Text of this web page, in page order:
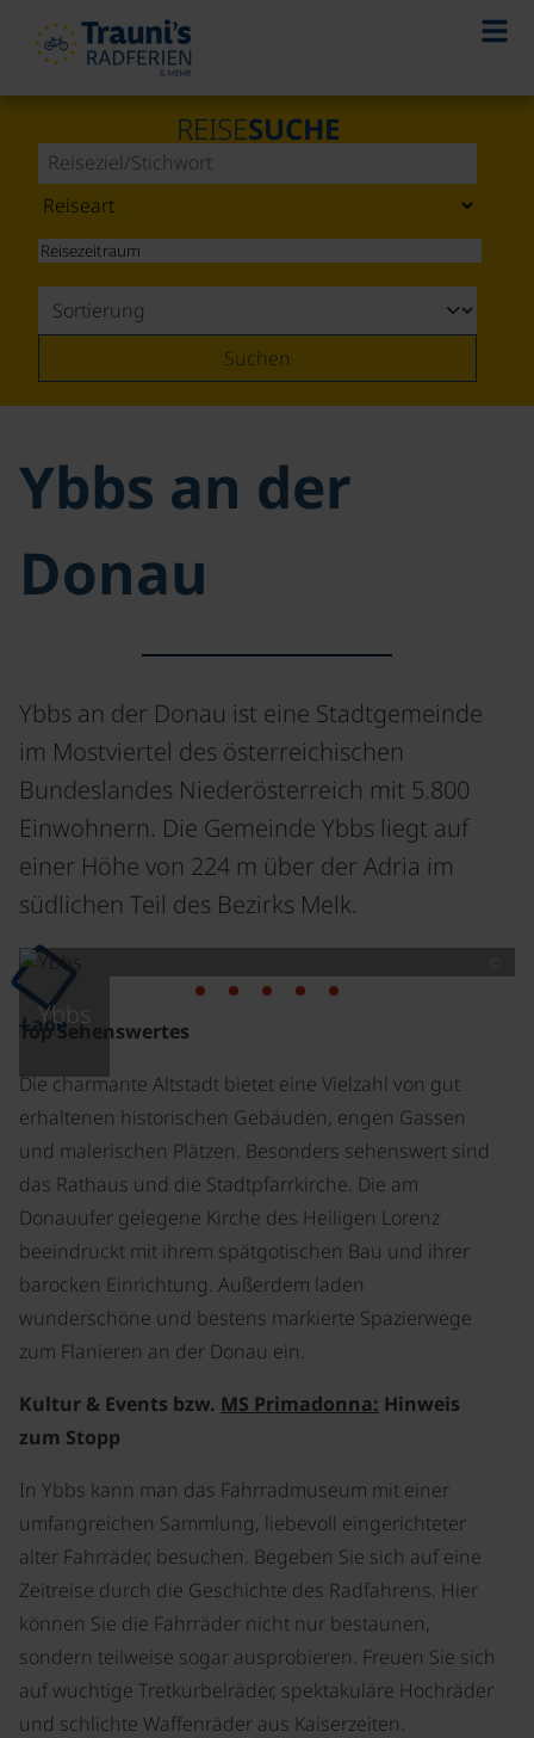
REISESUCHE
Suchen
Ybbs an der
Donau
Ybbs an der Donau ist eine Stadtgemeinde
im Mostviertel des österreichischen
Bundeslandes Niederösterreich mit 5.800
Einwohnern. Die Gemeinde Ybbs liegt auf
einer Höhe von 224 m über der Adria im
südlichen Teil des Bezirks Melk.
Ybbs
Lade
Top Sehenswertes
Die charmante Altstadt bietet eine Vielzahl von gut
erhaltenen historischen Gebäuden, engen Gassen
und malerischen Plätzen. Besonders sehenswert sind
das Rathaus und die Stadtpfarrkirche. Die am
Donauufer gelegene Kirche des Heiligen Lorenz
beeindruckt mit ihrem spätgotischen Bau und ihrer
barocken Einrichtung. Außerdem laden
wunderschöne und bestens markierte Spazierwege
zum Flanieren an der Donau ein.
Kultur & Events bzw. MS Primadonna: Hinweis
zum Stopp
In Ybbs kann man das Fahrradmuseum mit einer
umfangreichen Sammlung, liebevoll eingerichteter
alter Fahrräder, besuchen. Begeben Sie sich auf eine
Zeitreise durch die Geschichte des Radfahrens. Hier
können Sie die Fahrräder nicht nur bestaunen,
sondern teilweise sogar ausprobieren. Freuen Sie sich
auf wuchtige Tretkurbelräder, spektakuläre Hochräder
und schlichte Waffenräder aus Kaiserzeiten.